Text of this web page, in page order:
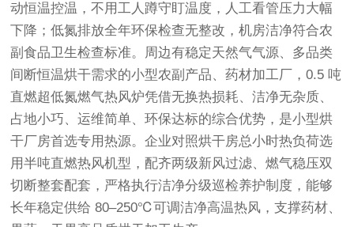
动恒温控温，不用工人蹲守盯温度，人工看管压力大幅
下降；低氮排放全年环保检查无整改，机房洁净符合农
副食品卫生检查标准。周边有稳定天然气气源、多品类
间断恒温烘干需求的小型农副产品、药材加工厂，0.5 吨
直燃超低氮燃气热风炉凭借无换热损耗、洁净无杂质、
占地小巧、运维简单、环保达标的综合优势，是小型烘
干厂房首选专用热源。企业对照烘干房总小时热负荷选
用半吨直燃热风机型，配齐两级新风过滤、燃气稳压双
切断整套配套，严格执行洁净分级巡检养护制度，能够
长年稳定供给 80–250℃可调洁净高温热风，支撑药材、